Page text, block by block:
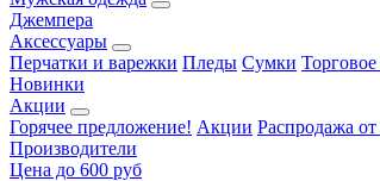
Джемпера
Аксессуары
Перчатки и варежки Пледы Сумки
Новинки
Акции
Горячее предложение! Акции Распродажа
Производители
Цена до 600 руб